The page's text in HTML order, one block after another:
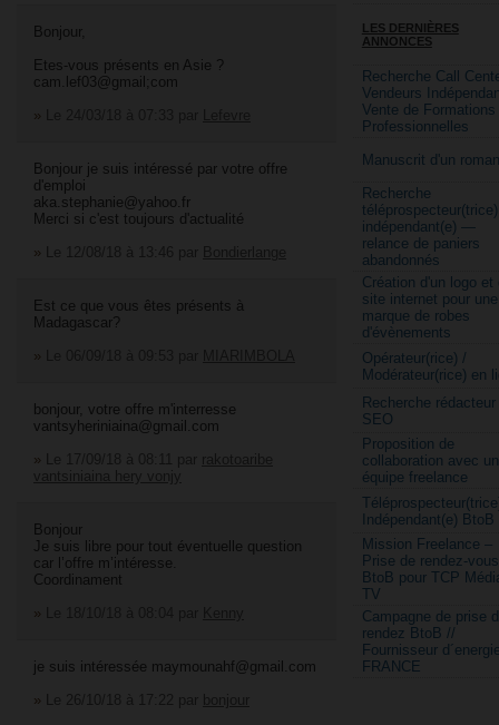
LES DERNIÈRES
ANNONCES
Recherche Call
Vendeurs
Vente de Formations
Professionnelles
Manuscrit d'un roman
Recherche
téléprospecteur(trice)
indépendant(e) —
relance de paniers
abandonnés
Création d'un logo et
site internet pour une
marque de robes
d'évènements
Opérateur(rice) /
Modérateur(rice) en
Recherche rédacteur
SEO
Proposition de
collaboration avec
équipe freelance
Indépendant(e) BtoB
Mission Freelance –
Prise de rendez-vous
BtoB pour TCP
TV
Campagne de prise
rendez BtoB //
Fournisseur
FRANCE
Bonjour,
Etes-vous présents en Asie ?
cam.lef03@gmail;com
»
Bonjour je suis intéressé par votre offre
d'emploi
aka.stephanie@yahoo.fr
Merci si c'est toujours d'actualité
»
Est ce que vous êtes présents à
Madagascar?
»
bonjour, votre offre m'interresse
vantsyheriniaina@gmail.com
»
Bonjour
Je suis libre pour tout éventuelle question
car l’offre m’intéresse.
Coordinament
»
je suis intéressée maymounahf@gmail.com
»